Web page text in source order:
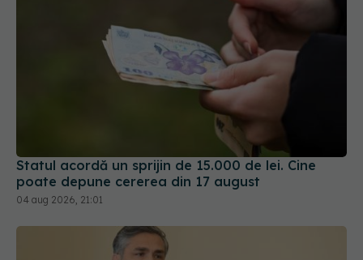
Statul acordă un sprijin de 15.000 de lei. Cine
poate depune cererea din 17 august
04 aug 2026, 21:01